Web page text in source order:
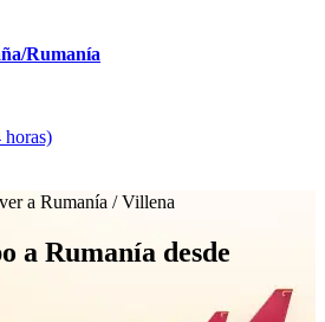
Rumanía
a Rumanía /Villena
a Rumanía desde